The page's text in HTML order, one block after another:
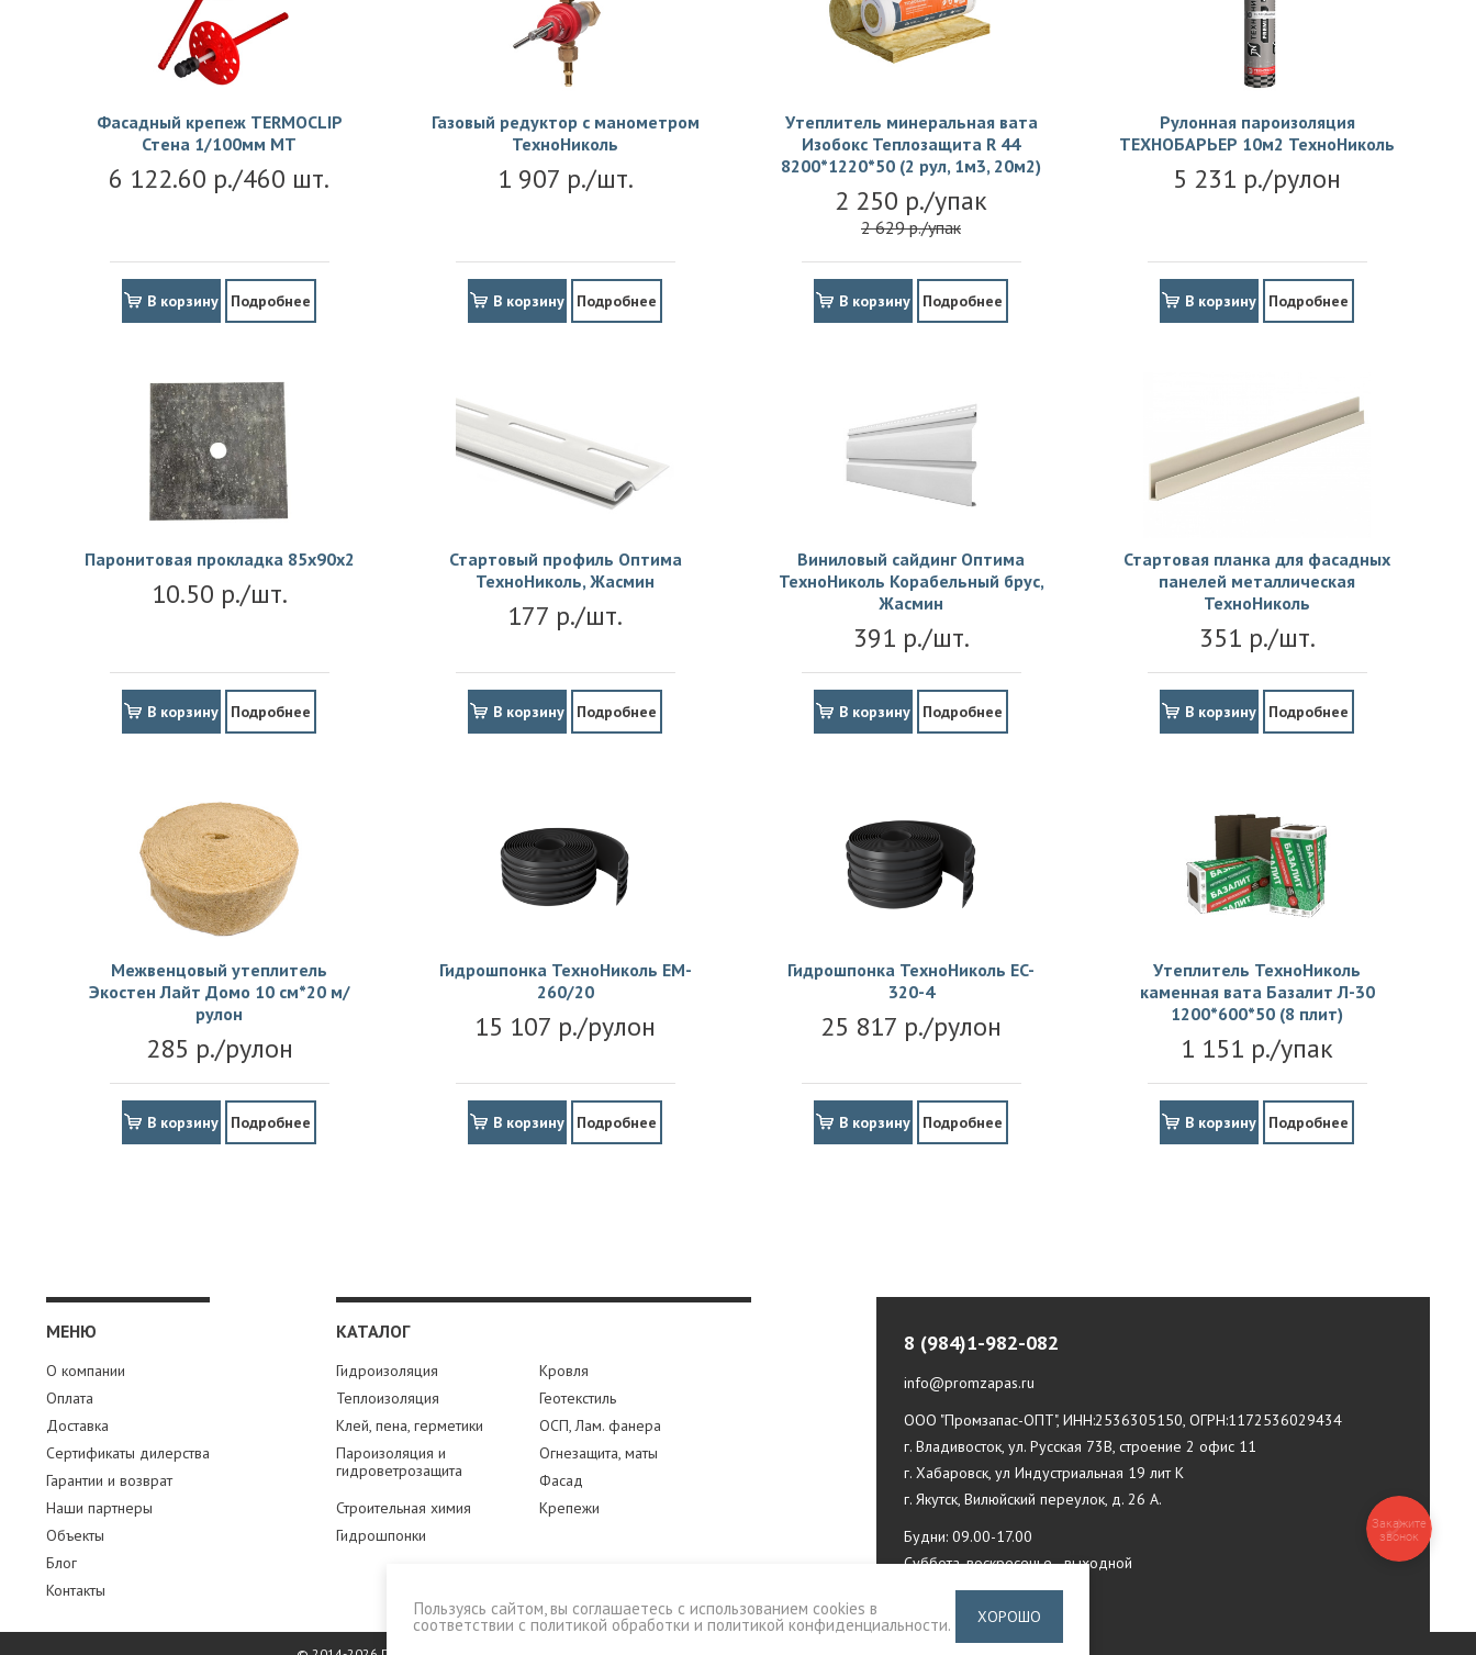
Фасадный крепеж TERMOCLIP
Стена 1/100мм MT
6 122.60 р./460 шт.
В корзину Подробнее
Газовый редуктор с манометром
ТехноНиколь
1 907 р./шт.
В корзину Подробнее
Утеплитель минеральная вата
Изобокс Теплозащита R 44
8200*1220*50 (2 рул, 1м3, 20м2)
2 250 р./упак
2 629 р./упак
В корзину Подробнее
Рулонная пароизоляция
ТЕХНОБАРЬЕР 10м2 ТехноНиколь
5 231 р./рулон
В корзину Подробнее
Паронитовая прокладка 85x90x2
10.50 р./шт.
В корзину Подробнее
Стартовый профиль Оптима
ТехноНиколь, Жасмин
177 р./шт.
В корзину Подробнее
Виниловый сайдинг Оптима
ТехноНиколь Корабельный брус,
Жасмин
391 р./шт.
В корзину Подробнее
Стартовая планка для фасадных
панелей металлическая
ТехноНиколь
351 р./шт.
В корзину Подробнее
Межвенцовый утеплитель
Экостен Лайт Домо 10 см*20 м/
рулон
285 р./рулон
В корзину Подробнее
Гидрошпонка ТехноНиколь EM-
260/20
15 107 р./рулон
В корзину Подробнее
Гидрошпонка ТехноНиколь EC-
320-4
25 817 р./рулон
В корзину Подробнее
Утеплитель ТехноНиколь
каменная вата Базалит Л-30
1200*600*50 (8 плит)
1 151 р./упак
В корзину Подробнее
МЕНЮ
О компании
Оплата
Доставка
Сертификаты дилерства
Гарантии и возврат
Наши партнеры
Объекты
Блог
Контакты
КАТАЛОГ
Гидроизоляция
Кровля
Теплоизоляция
Геотекстиль
Клей, пена, герметики
ОСП, Лам. фанера
Пароизоляция и
гидроветрозащита
Огнезащита, маты
Фасад
Строительная химия
Крепежи
Гидрошпонки
8 (984)1-982-082
info@promzapas.ru
ООО "Промзапас-ОПТ", ИНН:2536305150, ОГРН:1172536029434
г. Владивосток, ул. Русская 73В, строение 2 офис 11
г. Хабаровск, ул Индустриальная 19 лит К
г. Якутск, Вилюйский переулок, д. 26 А.
Будни: 09.00-17.00
Суббота, воскресенье - выходной
Пользуясь сайтом, вы соглашаетесь с использованием cookies в
соответствии с политикой обработки и политикой конфиденциальности. ХОРОШО
Закажите
звонок